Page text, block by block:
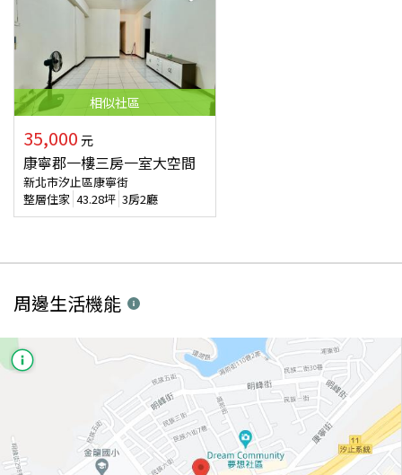
相似社區
35,000 元
康寧郡一樓三房一室大空間
新北市汐止區康寧街
整層住家 43.28坪 3房2廳
周邊生活機能